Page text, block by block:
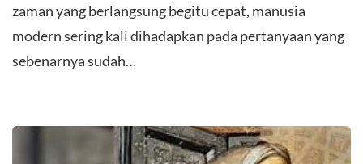
zaman yang berlangsung begitu cepat, manusia
modern sering kali dihadapkan pada pertanyaan yang
sebenarnya sudah…